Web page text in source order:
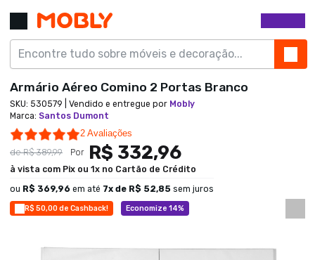
R$ 50,00 de Cashback! Economize 14%
Armário Aéreo Comino 2 Portas Branco
SKU: 530579 | Vendido e entregue por Mobly
Marca: Santos Dumont
5.0 star rating
2 Avaliações
deR$ 389,99 Por R$ 332,96
à vista com Pix ou 1x no Cartão de Crédito
ou R$ 369,96 em até 7x de R$ 52,85 sem juros